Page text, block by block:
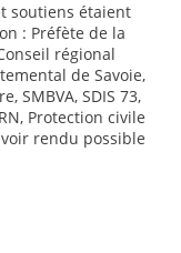
soutiens étaient
: Préfète de la
régional
de Savoie,
SMBVA, SDIS 73,
Protection civile
rendu possible